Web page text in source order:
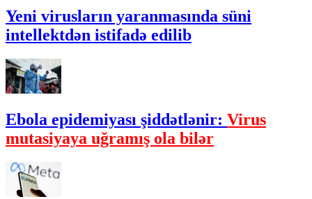
Yeni virusların yaranmasında süni
intellektdən istifadə edilib
Ebola epidemiyası şiddətlənir: Virus
mutasiyaya uğramış ola bilər